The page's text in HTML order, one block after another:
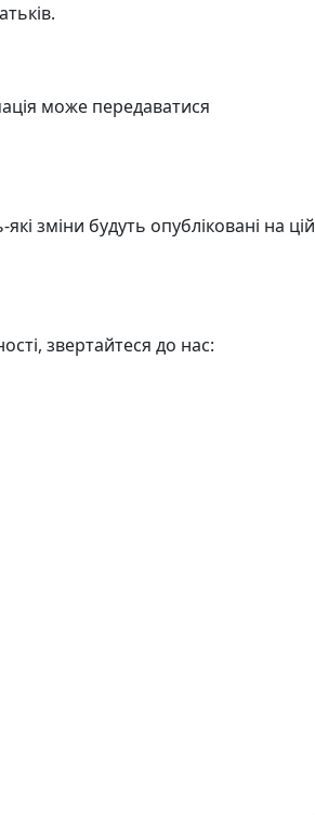
може передаватися
зміни будуть опубліковані на цій
звертайтеся до нас: